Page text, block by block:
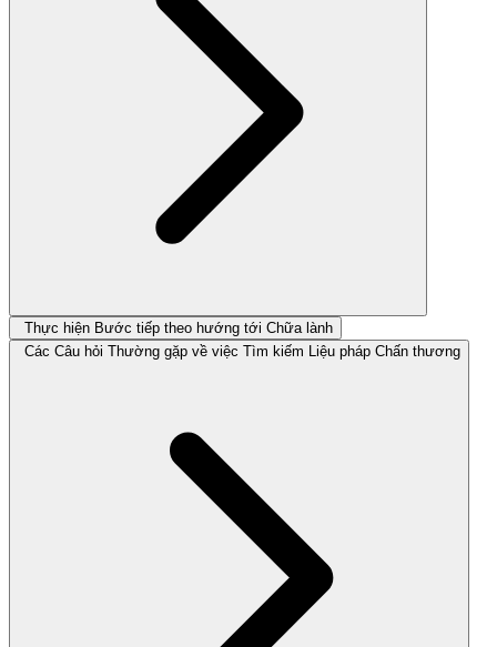
Thực hiện Bước tiếp theo hướng tới Chữa lành
Các Câu hỏi Thường gặp về việc Tìm kiếm Liệu pháp Chấn thương